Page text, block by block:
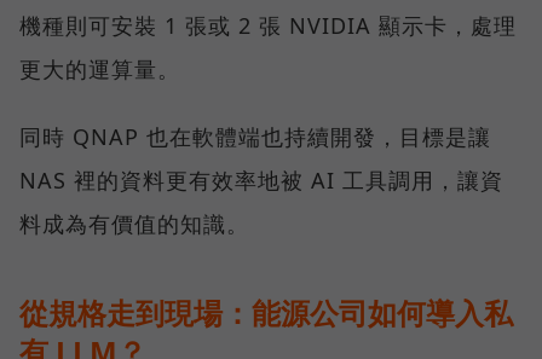
機種則可安裝 1 張或 2 張 NVIDIA 顯示卡，處理
更大的運算量。
同時 QNAP 也在軟體端也持續開發，目標是讓
NAS 裡的資料更有效率地被 AI 工具調用，讓資
料成為有價值的知識。
從規格走到現場：能源公司如何導入私
有 LLM？